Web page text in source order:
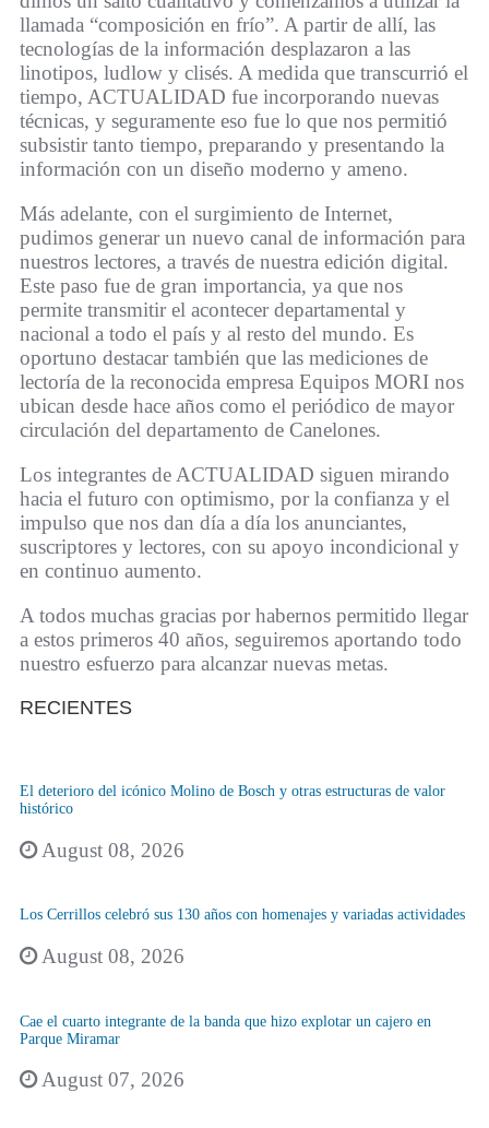
llamada “composición en frío”. A partir de allí, las
tecnologías de la información desplazaron a las
linotipos, ludlow y clisés. A medida que transcurrió el
tiempo, ACTUALIDAD fue incorporando nuevas
técnicas, y seguramente eso fue lo que nos permitió
subsistir tanto tiempo, preparando y presentando la
información con un diseño moderno y ameno.
Más adelante, con el surgimiento de Internet,
pudimos generar un nuevo canal de información para
nuestros lectores, a través de nuestra edición digital.
Este paso fue de gran importancia, ya que nos
permite transmitir el acontecer departamental y
nacional a todo el país y al resto del mundo. Es
oportuno destacar también que las mediciones de
lectoría de la reconocida empresa Equipos MORI nos
ubican desde hace años como el periódico de mayor
circulación del departamento de Canelones.
Los integrantes de ACTUALIDAD siguen mirando
hacia el futuro con optimismo, por la confianza y el
impulso que nos dan día a día los anunciantes,
suscriptores y lectores, con su apoyo incondicional y
en continuo aumento.
A todos muchas gracias por habernos permitido llegar
a estos primeros 40 años, seguiremos aportando todo
nuestro esfuerzo para alcanzar nuevas metas.
RECIENTES
El deterioro del icónico Molino de Bosch y otras estructuras de valor
histórico
August 08, 2026
Los Cerrillos celebró sus 130 años con homenajes y variadas actividades
August 08, 2026
Cae el cuarto integrante de la banda que hizo explotar un cajero en
Parque Miramar
August 07, 2026